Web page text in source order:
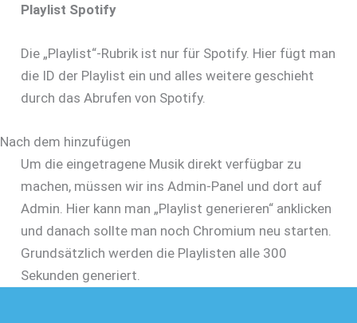
Playlist Spotify
Die „Playlist“-Rubrik ist nur für Spotify. Hier fügt man
die ID der Playlist ein und alles weitere geschieht
durch das Abrufen von Spotify.
Nach dem hinzufügen
Um die eingetragene Musik direkt verfügbar zu
machen, müssen wir ins Admin-Panel und dort auf
Admin. Hier kann man „Playlist generieren“ anklicken
und danach sollte man noch Chromium neu starten.
Grundsätzlich werden die Playlisten alle 300
Sekunden generiert.